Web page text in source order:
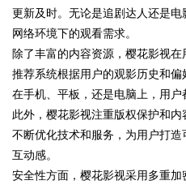
uz
更新及时。无论是追剧达人还是
网络环境下的观看需求。
除了丰富的内容资源，樱花影视
推荐系统根据用户的观影历史和
在手机、平板，还是电脑上，用户
此外，樱花影视注重版权保护和
不断优化技术和服务，为用户打
互动感。
安全性方面，樱花影视采用多重